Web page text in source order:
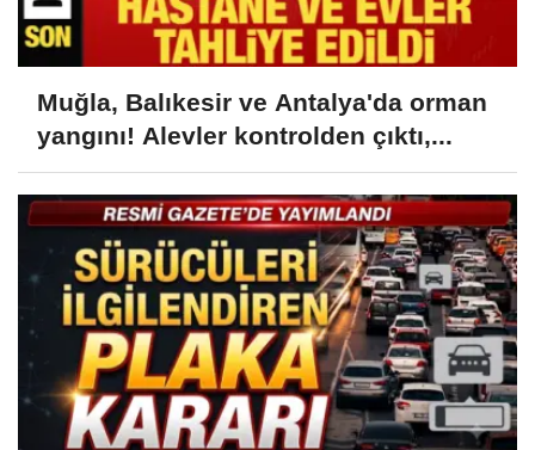
Muğla, Balıkesir ve Antalya'da orman
yangını! Alevler kontrolden çıktı,...